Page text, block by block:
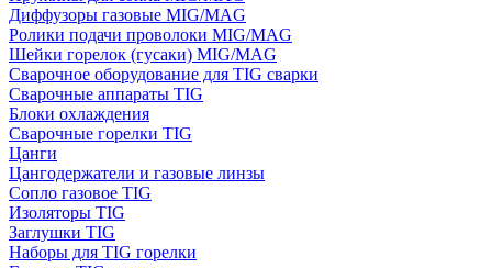
Диффузоры газовые MIG/MAG
Ролики подачи проволоки MIG/MAG
Шейки горелок (гусаки) MIG/MAG
Сварочное оборудование для TIG сварки
Сварочные аппараты TIG
Блоки охлаждения
Сварочные горелки TIG
Цанги
Цангодержатели и газовые линзы
Сопло газовое TIG
Изоляторы TIG
Заглушки TIG
Наборы для TIG горелки